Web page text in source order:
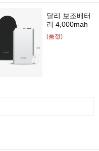
달리 보조배터
리 4,000mah
(품절)